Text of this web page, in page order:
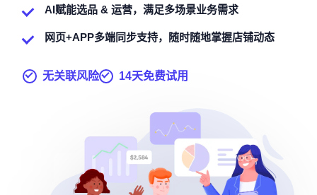
AI赋能选品 & 运营，满足多场景业务需求
网页+APP多端同步支持，随时随地掌握店铺动态
无关联风险 14天免费试用